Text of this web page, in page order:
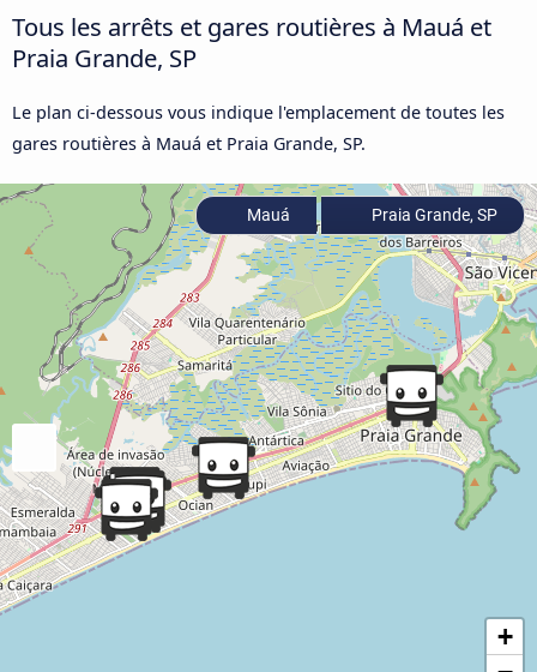
Tous les arrêts et gares routières à Mauá et
Praia Grande, SP
Le plan ci-dessous vous indique l'emplacement de toutes les
gares routières à Mauá et Praia Grande, SP.
+
Mauá Praia Grande, SP